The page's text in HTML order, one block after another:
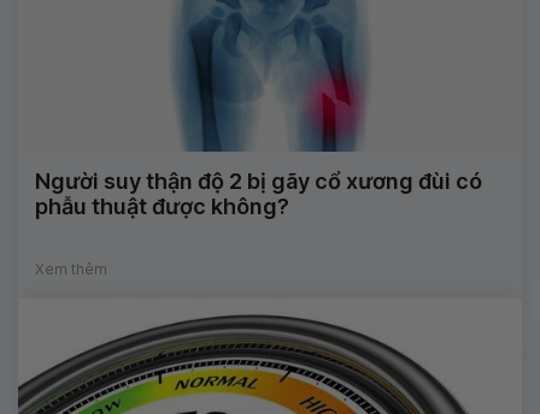
Người suy thận độ 2 bị gãy cổ xương đùi có
phẫu thuật được không?
Xem thêm